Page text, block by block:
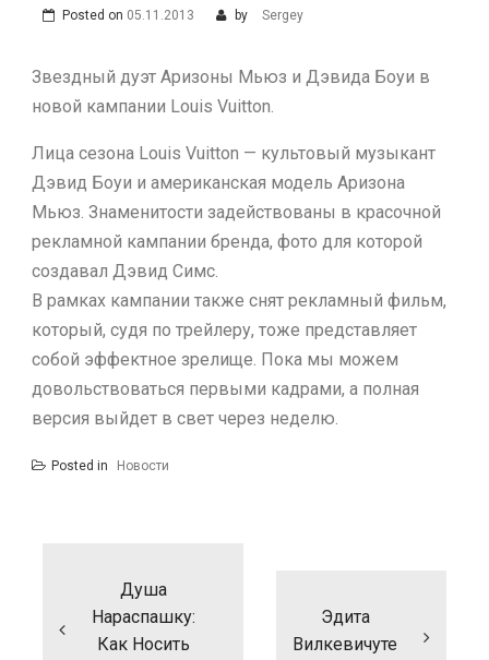
Posted on 05.11.2013 by Sergey
Звездный дуэт Аризоны Мьюз и Дэвида Боуи в
новой кампании Louis Vuitton.
Лица сезона Louis Vuitton — культовый музыкант
Дэвид Боуи и американская модель Аризона
Мьюз. Знаменитости задействованы в красочной
рекламной кампании бренда, фото для которой
создавал Дэвид Симс.
В рамках кампании также снят рекламный фильм,
который, судя по трейлеру, тоже представляет
собой эффектное зрелище. Пока мы можем
довольствоваться первыми кадрами, а полная
версия выйдет в свет через неделю.
Posted in Новости
Душа
Нараспашку:
Как Носить
Эдита
Вилкевичуте